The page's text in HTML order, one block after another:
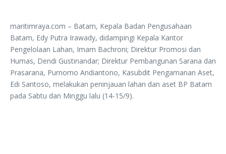
maritimraya.com – Batam, Kepala Badan Pengusahaan
Batam, Edy Putra Irawady, didampingi Kepala Kantor
Pengelolaan Lahan, Imam Bachroni; Direktur Promosi dan
Humas, Dendi Gustinandar; Direktur Pembangunan Sarana dan
Prasarana, Purnomo Andiantono, Kasubdit Pengamanan Aset,
Edi Santoso, melakukan peninjauan lahan dan aset BP Batam
pada Sabtu dan Minggu lalu (14-15/9).